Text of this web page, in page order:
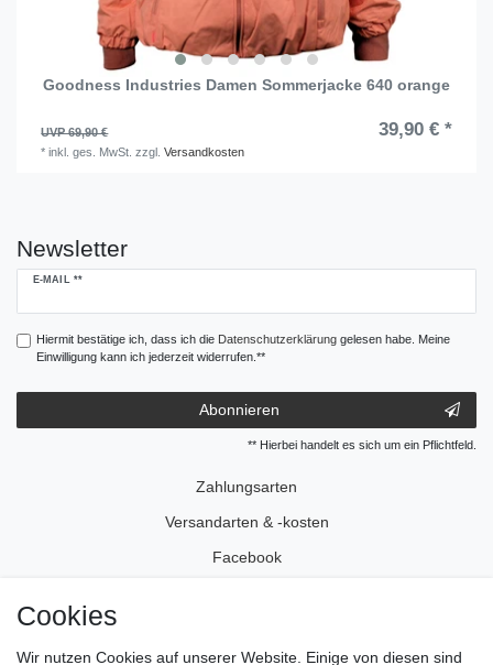
Goodness Industries Damen Sommerjacke 640 orange
UVP 69,90 € 39,90 € *
*inkl. ges. MwSt. zzgl.Versandkosten
Newsletter
E-MAIL **
Newsletter
Hiermit bestätige ich, dass ich die Daten­schutz­erklärunggelesen habe. Meine
Einwilligung kann ich jederzeit widerrufen.**
Abonnieren
** Hierbei handelt es sich um ein Pflichtfeld.
Zahlungsarten
Versandarten & -kosten
Facebook
Impressum
Cookies
Wir nutzen Cookies auf unserer Website. Einige von diesen sind